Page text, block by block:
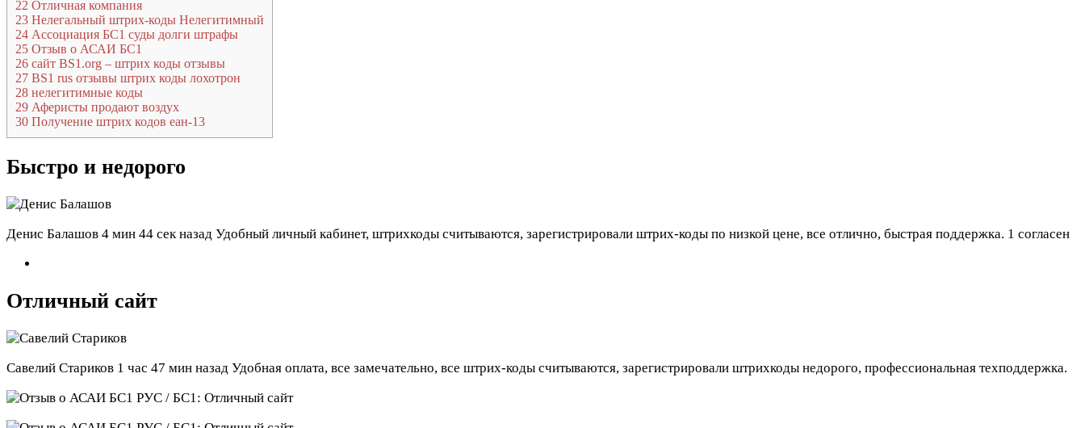
22 Отличная компания
23 Нелегальный штрих-коды Нелегитимный
24 Ассоциация БС1 суды долги штрафы
25 Отзыв о АСАИ БС1
26 сайт BS1.org – штрих коды отзывы
27 BS1 rus отзывы штрих коды лохотрон
28 нелегитимные коды
29 Аферисты продают воздух
30 Получение штрих кодов еан-13
Быстро и недорого
Денис Балашов 4 мин 44 сек назад Удобный личный кабинет, штрихкоды считываются, зарегистрировали штрих-коды по низкой цене, все отлично, быстрая поддержка. 1 согласен
Отличный сайт
Савелий Стариков 1 час 47 мин назад Удобная оплата, все замечательно, все штрих-коды считываются, зарегистрировали штрихкоды недорого, профессиональная техподдержка.